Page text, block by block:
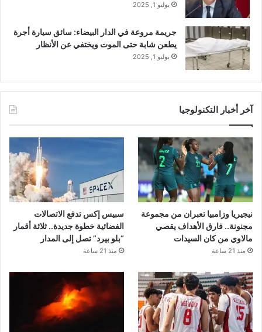
يوليو 1, 2025
جريمة مروعة في الدار البيضاء: سائق سيارة أجرة
يطعن شابة حتى الموت ويختفي عن الأنظار
يوليو 1, 2025
آخر أخبار التكنولوجيا
نيجيريا وزامبيا تعبران من مجموعة
مجنونة.. فارق الأهداف يقصي
مالاوي من كان السيدات
منذ 21 ساعة
سبيس إكس تدفع الاتصالات
الفضائية خطوة جديدة.. ثلاثة أقمار
“بلو بيرد” تصل إلى المدار
منذ 21 ساعة